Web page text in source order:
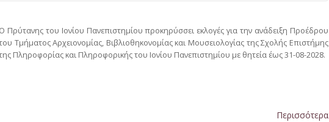
Ο Πρύτανης του Ιονίου Πανεπιστημίου προκηρύσσει εκλογές για την ανάδειξη Προέδρου
Τμήματος Αρχειονομίας, Βιβλιοθηκονομίας και Μουσειολογίας της Σχολής Επιστήμης
Πληροφορίας και Πληροφορικής του Ιονίου Πανεπιστημίου με θητεία έως 31-08-2028.
Περισσότερα